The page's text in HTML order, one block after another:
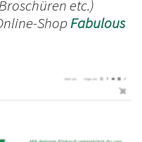
etc.)
ShopFabulous